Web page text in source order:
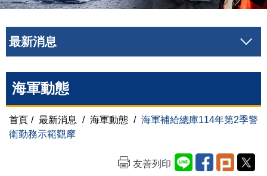
最新消息
海軍動態
首頁 / 最新消息 / 海軍動態 / 海軍補給總庫114年第2季警
衛勤務示範觀摩
友善列印